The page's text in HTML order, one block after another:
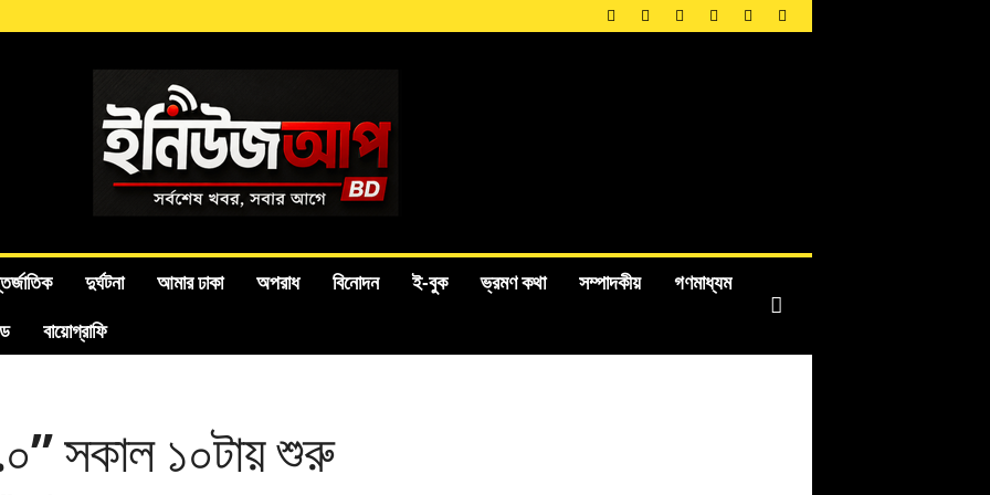
দুর্ঘটনা আমার ঢাকা অপরাধ বিনোদন ই-বুক ভ্রমণ কথা সম্পাদকীয়
গণমাধ্যম
বায়োগ্রাফি
সকাল ১০টায় শুরু